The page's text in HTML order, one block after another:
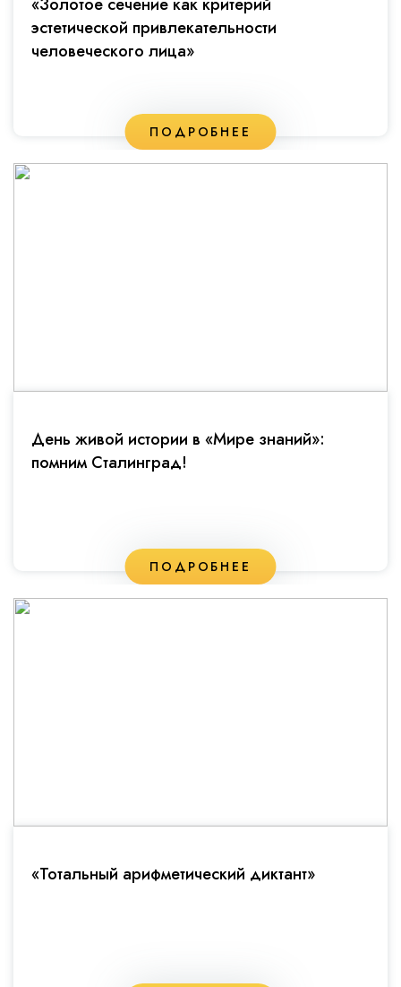
эстетической привлекательности
человеческого лица»
ПОДРОБНЕЕ
День живой истории в «Мире знаний»:
помним Сталинград!
ПОДРОБНЕЕ
«Тотальный арифметический диктант»